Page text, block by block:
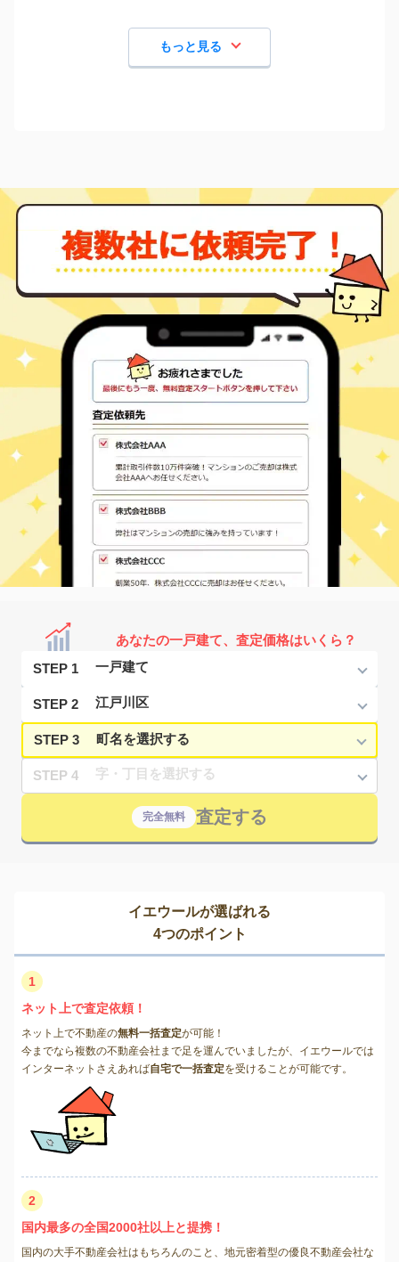
もっと見る
あなたの一戸建て、査定価格はいくら？
STEP 1
STEP 2
STEP 3
STEP 4
完全無料 査定する
イエウールが選ばれる
4つのポイント
1
ネット上で査定依頼！
ネット上で不動産の無料一括査定が可能！
今までなら複数の不動産会社まで足を運んでいましたが、イエウールでは
インターネットさえあれば自宅で一括査定を受けることが可能です。
2
国内最多の全国2000社以上と提携！
国内の大手不動産会社はもちろんのこと、地元密着型の優良不動産会社な